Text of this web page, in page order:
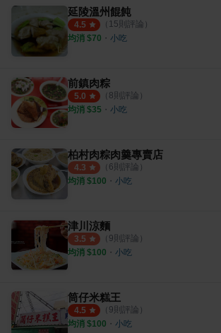
延陵溫州餛飩
4.5 （ 15則評論）
均消 $70 ・ 小吃
前鎮肉粽
5.0 （ 8則評論）
均消 $35 ・ 小吃
柏村肉粽肉羹專賣店
4.3 （ 6則評論）
均消 $100 ・ 小吃
津川涼麵
3.5 （ 9則評論）
均消 $100 ・ 小吃
筒仔米糕王
4.5 （ 9則評論）
均消 $100 ・ 小吃